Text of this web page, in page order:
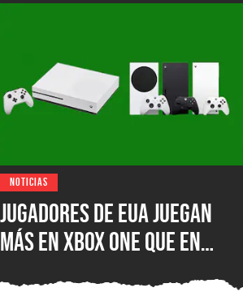
NOTICIAS
Jugadores de EUA juegan
más en XBOX One que en